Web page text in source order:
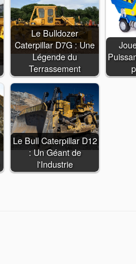
Le Bulldozer
Caterpillar D7G : Une
Légende du
Terrassement
Le Bull Caterpillar D12
: Un Géant de
l'Industrie